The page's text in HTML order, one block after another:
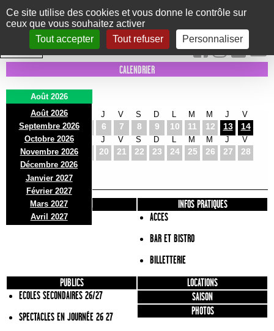
Panneau de gestion des cookies
Ce site utilise des cookies et vous donne le contrôle sur
ceux que vous souhaitez activer
Tout accepter
Tout refuser Personnaliser
Le Marni
CONCERTS DANSE/CIRQUE THÉÂTRE KIDS EXPOS EVENTS
INTRA MUROS
CALENDRIER
Août 2026
Août 2026
Septembre 2026
Octobre 2026
Novembre 2026
Décembre 2026
Janvier 2027
Février 2027
Mars 2027
Avril 2027
D
2
L
3
M
4
J
6
V
7
S
8
D
9 10
M
11
M
12
J
13
V
14
D
16
L
17
M
18
J
20
V
21
S
22
D
23 24
M
25
M
26
J
27
V
28
D
30
L
31
PRÉSENTATION
INFOS PRATIQUES
ACCES
BAR ET BISTRO
BILLETTERIE
PUBLICS
ECOLES SECONDAIRES 26/27
SPECTACLES EN JOURNÉE 26 27
LOCATIONS
SAISON
PHOTOS